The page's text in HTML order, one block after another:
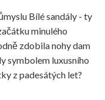
Bílé sandály - ty
minulého
zdobila nohy dam
symbolem luxusního
z padesátých let?